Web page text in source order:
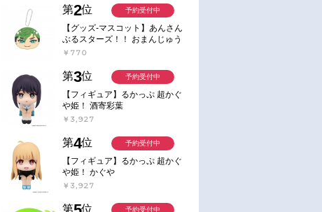
第2位
【グッズ-マスコット】あんさん
ぶるスターズ！！ おまんじゅう
にぎにぎマスコット ねくすと2
￥770
予約受付中
第3位
【フィギュア】るかっぷ 超かぐ
や姫！ 酒寄彩葉
￥3,927
予約受付中
第4位
【フィギュア】るかっぷ 超かぐ
や姫！ かぐや
￥3,927
予約受付中
第 位 予約受付中